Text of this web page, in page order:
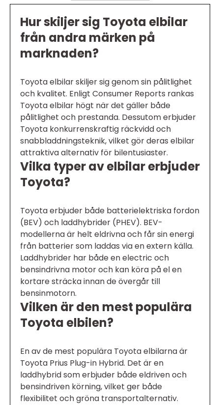
Hur skiljer sig Toyota elbilar
från andra märken på
marknaden?
Toyota elbilar skiljer sig genom sin pålitlighet
och kvalitet. Enligt Consumer Reports rankas
Toyota elbilar högt när det gäller både
pålitlighet och prestanda. Dessutom erbjuder
Toyota konkurrenskraftig räckvidd och
snabbladdningsteknik, vilket gör deras elbilar
attraktiva alternativ för bilentusiaster.
Vilka typer av elbilar erbjuder
Toyota?
Toyota erbjuder både batterielektriska fordon
(BEV) och laddhybrider (PHEV). BEV-
modellerna är helt eldrivna och får sin energi
från batterier som laddas via en extern källa.
Laddhybrider har både en electric och
bensindrivna motor och kan köra på el en
kortare sträcka innan de övergår till
bensinmotorn.
Vilken är den mest populära
Toyota elbilen?
En av de mest populära Toyota elbilarna är
Toyota Prius Plug-in Hybrid. Det är en
laddhybrid som erbjuder både eldriven och
bensindriven körning, vilket ger både
flexibilitet och gröna transportalternativ.